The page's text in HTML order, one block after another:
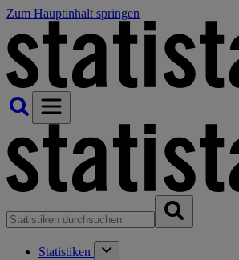
Zum Hauptinhalt springen
Statistiken